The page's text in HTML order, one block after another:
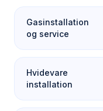
Gasinstallation
og service
Hvidevare
installation